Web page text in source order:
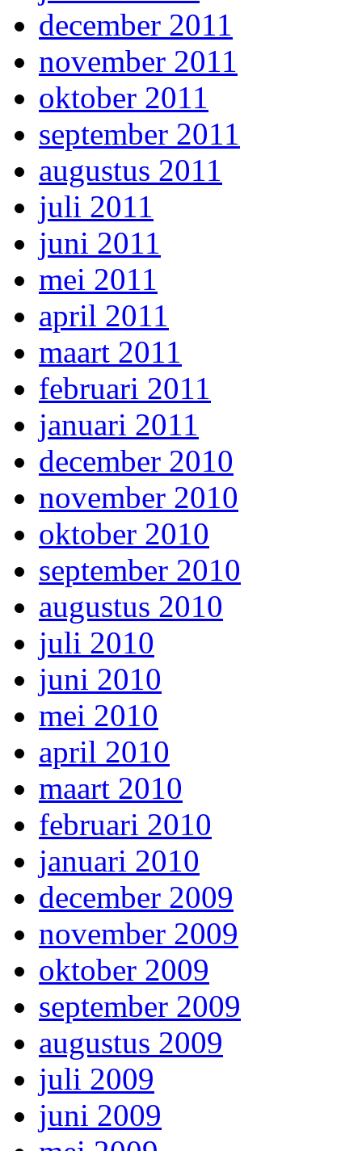
december 2011
november 2011
oktober 2011
september 2011
augustus 2011
juli 2011
juni 2011
mei 2011
april 2011
maart 2011
februari 2011
januari 2011
december 2010
november 2010
oktober 2010
september 2010
augustus 2010
juli 2010
juni 2010
mei 2010
april 2010
maart 2010
februari 2010
januari 2010
december 2009
november 2009
oktober 2009
september 2009
augustus 2009
juli 2009
juni 2009